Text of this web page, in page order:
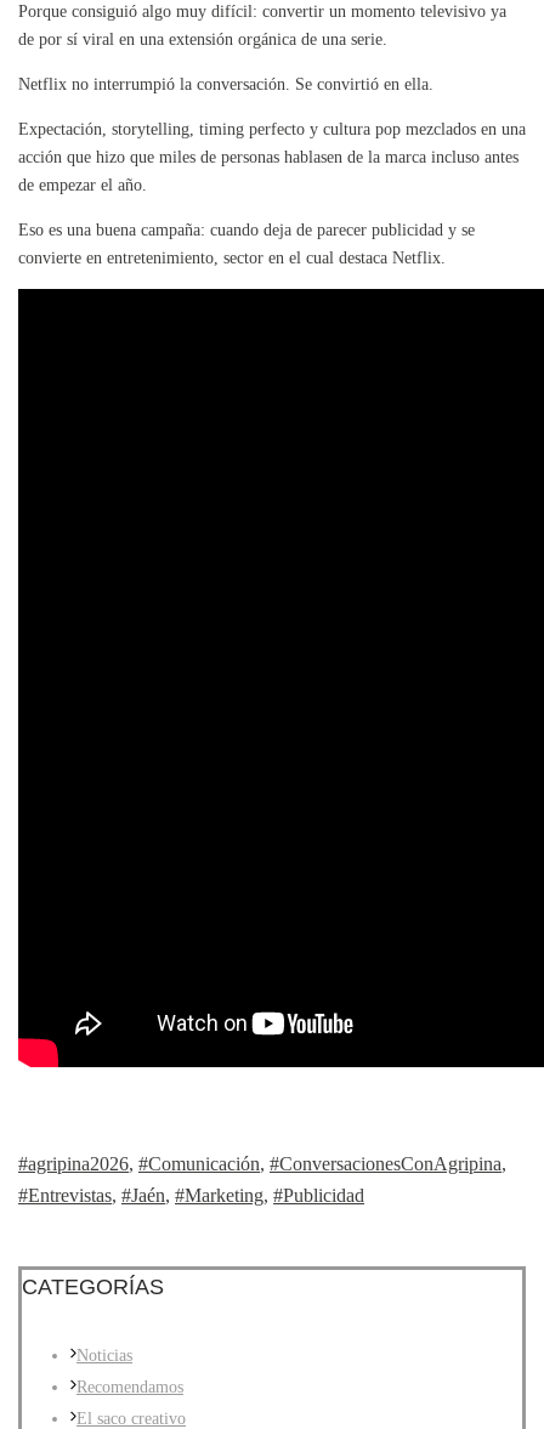
Porque consiguió algo muy difícil: convertir un momento televisivo ya
de por sí viral en una extensión orgánica de una serie.
Netflix no interrumpió la conversación. Se convirtió en ella.
Expectación, storytelling, timing perfecto y cultura pop mezclados en una
acción que hizo que miles de personas hablasen de la marca incluso antes
de empezar el año.
Eso es una buena campaña: cuando deja de parecer publicidad y se
convierte en entretenimiento, sector en el cual destaca Netflix.
#agripina2026, #Comunicación, #ConversacionesConAgripina,
#Entrevistas, #Jaén, #Marketing, #Publicidad
CATEGORÍAS
Noticias
Recomendamos
El saco creativo